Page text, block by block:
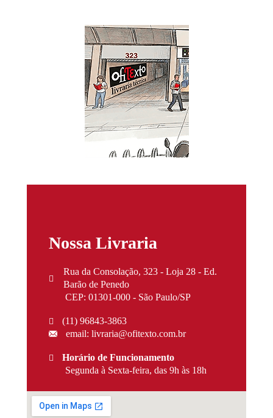
Nossa Livraria
Rua da Consolação, 323 - Loja 28 - Ed.
Barão de Penedo
CEP: 01301-000 - São Paulo/SP
(11) 96843-3863
email: livraria@ofitexto.com.br
Horário de Funcionamento
Segunda à Sexta-feira, das 9h às 18h